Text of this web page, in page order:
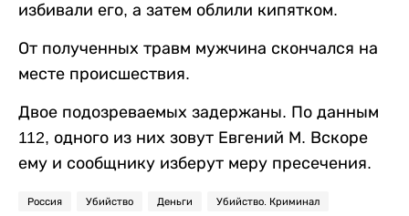
избивали его, а затем облили кипятком.
От полученных травм мужчина скончался на
месте происшествия.
Двое подозреваемых задержаны. По данным
112, одного из них зовут Евгений М. Вскоре
ему и сообщнику изберут меру пресечения.
Россия Убийство Деньги Убийство. Криминал